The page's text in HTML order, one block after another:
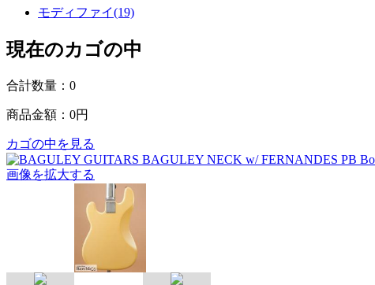
モディファイ(19)
現在のカゴの中
合計数量： 0
商品金額： 0円
カゴの中を見る
画像を拡大する